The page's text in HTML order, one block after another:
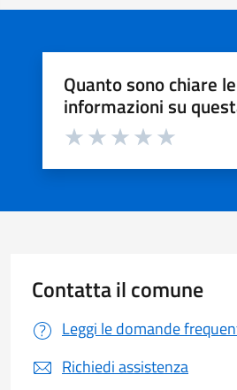
Quanto sono chiare le
informazioni su
Valuta da 1 a 5 stelle la pagina
Contatta il comune
Leggi le domande
Richiedi assistenza